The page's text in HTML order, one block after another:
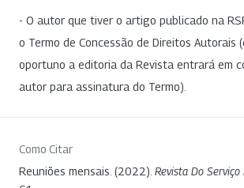
- O autor que tiver o artigo publicado na
o Termo de Concessão de Direitos Autorais
oportuno a editoria da Revista entrará em
autor para assinatura do Termo).
Como Citar
Reuniões mensais. (2022). Revista Do Serviço